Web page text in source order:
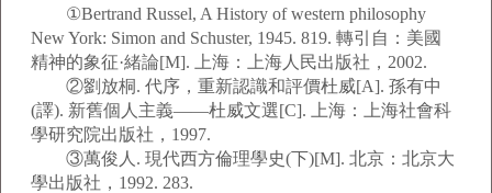
①Bertrand Russel, A History of western philosophy
New York: Simon and Schuster, 1945. 819. 轉引自：美國
精神的象征·緒論[M]. 上海：上海人民出版社，2002.
②劉放桐. 代序，重新認識和評價杜威[A]. 孫有中
(譯). 新舊個人主義——杜威文選[C]. 上海：上海社會科
學研究院出版社，1997.
③萬俊人. 現代西方倫理學史(下)[M]. 北京：北京大
學出版社，1992. 283.